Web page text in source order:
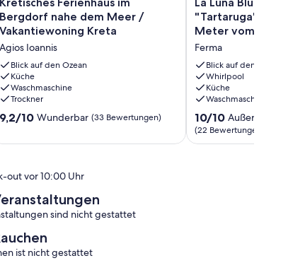
Ferienhaus
im
nahe
dem
Meer
/
Vakantiewoning
Kreta
Kretisches Ferienhaus im
Bergdorf nahe dem Meer /
Vakantiewoning Kreta
Agios Ioannis
Blick auf den Ozean
Küche
Waschmaschine
Trockner
9.2
9,2/10 Wunderbar (33 Bewertungen)
Luna
Blu
"Tartaruga",
Meerblick,
500
Meter
vom
Strand
entfernt
Ferma
La Luna Blu
"Tartaruga",
Meter vom Strand
Ferma
Blick auf den Ozean
Whirlpool
Küche
Waschmaschine
10.0
von
10,
10/10
(22 Bewertungen)
out vor 10:00 Uhr
sind nicht gestattet
ist nicht gestattet